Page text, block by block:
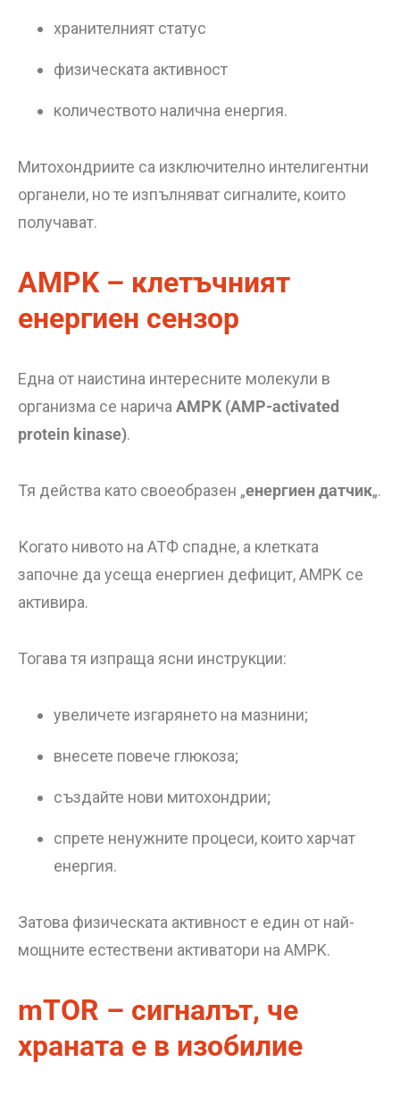
хранителният статус
физическата активност
количеството налична енергия.
Митохондриите са изключително интелигентни
органели, но те изпълняват сигналите, които
получават.
AMPK – клетъчният
енергиен сензор
Една от наистина интересните молекули в
организма се нарича AMPK (AMP-activated
protein kinase).
Тя действа като своеобразен „енергиен датчик„.
Когато нивото на АТФ спадне, а клетката
започне да усеща енергиен дефицит, AMPK се
активира.
Тогава тя изпраща ясни инструкции:
увеличете изгарянето на мазнини;
внесете повече глюкоза;
създайте нови митохондрии;
спрете ненужните процеси, които харчат
енергия.
Затова физическата активност е един от най-
мощните естествени активатори на AMPK.
mTOR – сигналът, че
храната е в изобилие